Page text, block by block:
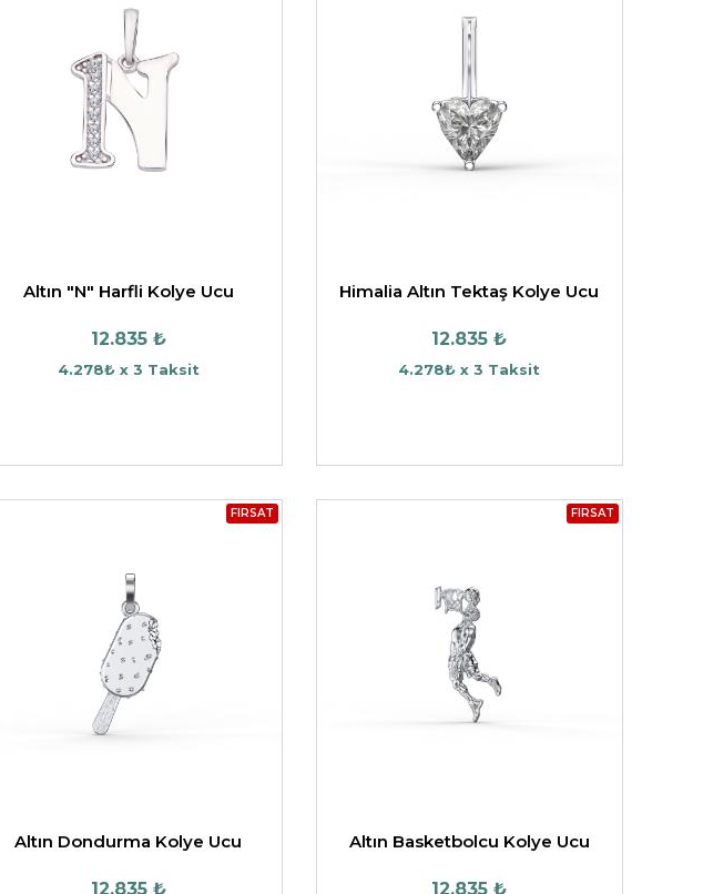
Altın "N" Harfli Kolye Ucu
12.835 ₺
4.278₺ x 3 Taksit
Himalia Altın Tektaş Kolye Ucu
12.835 ₺
4.278₺ x 3 Taksit
FIRSAT
Altın Dondurma Kolye Ucu
12.835 ₺
FIRSAT
Altın Basketbolcu Kolye Ucu
12.835 ₺